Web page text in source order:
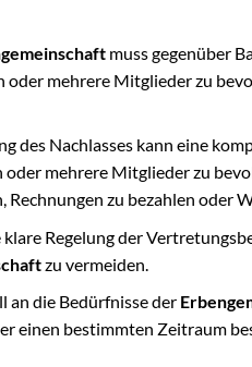
muss gegenüber
oder mehrere Mitglieder zu
des Nachlasses kann eine
mehrere Mitglieder zu
zu bezahlen oder
Regelung der
zu vermeiden.
an die Bedürfnisse der
einen bestimmten Zeitraum